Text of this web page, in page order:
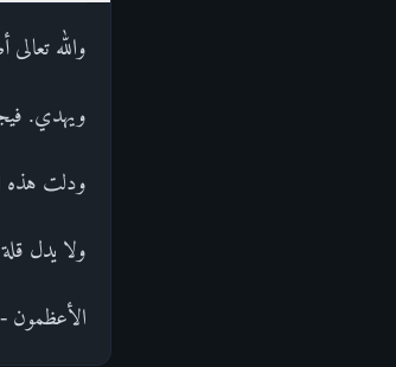
والله
ويهدي.
ودلت هذه
ولا يدل
الأعظمون -